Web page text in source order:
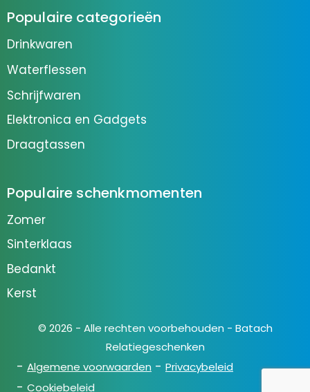
Populaire categorieën
Drinkwaren
Waterflessen
Schrijfwaren
Elektronica en Gadgets
Draagtassen
Populaire schenkmomenten
Zomer
Sinterklaas
Bedankt
Kerst
© 2026 - Alle rechten voorbehouden - Batach
Relatiegeschenken
Algemene voorwaarden
Privacybeleid
Cookiebeleid